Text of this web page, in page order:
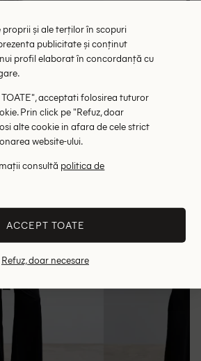
lei
lei
au fost interesati de
și ale terților în scopuri
publicitate și conținut
profil elaborat în concordanță cu
acceptati folosirea tuturor
Prin click pe "Refuz, doar
alte cookie in afara de cele strict
website-ului.
consultă politica de
ACCEPT TOATE
Refuz, doar necesare